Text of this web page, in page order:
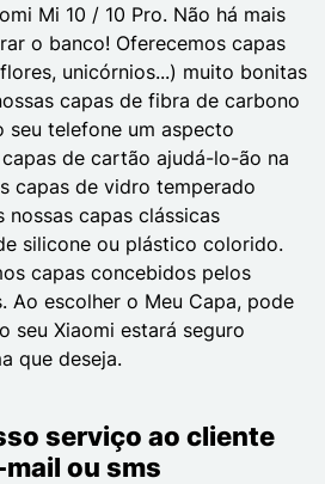
Mi 10 / 10 Pro. Não há mais
o banco! Oferecemos capas
unicórnios...) muito bonitas
capas de fibra de carbono
seu telefone um aspecto
de cartão ajudá-lo-ão na
capas de vidro temperado
nossas capas clássicas
silicone ou plástico colorido.
capas concebidos pelos
Ao escolher o Meu Capa, pode
seu Xiaomi estará seguro
que deseja.
serviço ao cliente
ou sms